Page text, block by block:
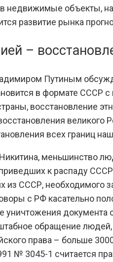
недвижимые объекты,
развитие рынка
–
Путиным
в формате СССР
восстановление
всех границ
меньшинство
к распаду
СССР, необходимого
с РФ касательно
уничтожения
обращение
права – больше
№ 3045-1 считается